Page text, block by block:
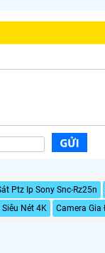
Ptz Ip Sony Snc-Rz25n
Siêu Nét 4K Camera Gia